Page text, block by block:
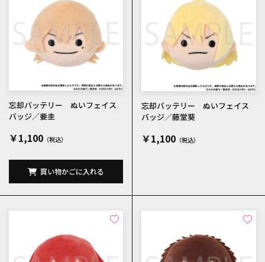
忘却バッテリー ぬいフェイス
バッジ／要圭
￥1,100
買い物かごに入れる
忘却バッテリー ぬいフェイス
バッジ／藤堂葵
￥1,100